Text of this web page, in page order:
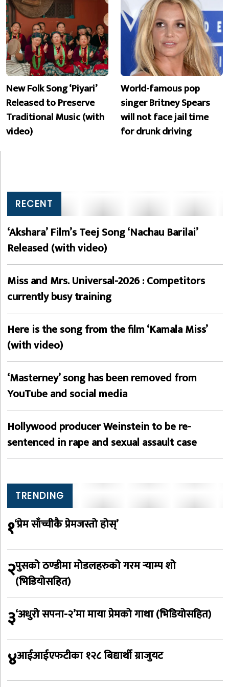
New Folk Song ‘Piyari’
Released to Preserve
Traditional Music (with
video)
World-famous pop
singer Britney Spears
will not face jail time
for drunk driving
RECENT
‘Akshara’ Film’s Teej Song ‘Nachau Barilai’
Released (with video)
Miss and Mrs. Universal-2026 : Competitors
currently busy training
Here is the song from the film ‘Kamala Miss’
(with video)
‘Masterney’ song has been removed from
YouTube and social media
Hollywood producer Weinstein to be re-
sentenced in rape and sexual assault case
TRENDING
१‘प्रेम साँच्चीकै प्रेमजस्तो होस्’
२पुसको ठण्डीमा मोडलहरुको गरम र्‍याम्प शो
(भिडियोसहित)
३‘अधुरो सपना-२’मा माया प्रेमको गाथा (भिडियोसहित)
४आईआईएफटीका १२८ बिद्यार्थी ग्राजुयट